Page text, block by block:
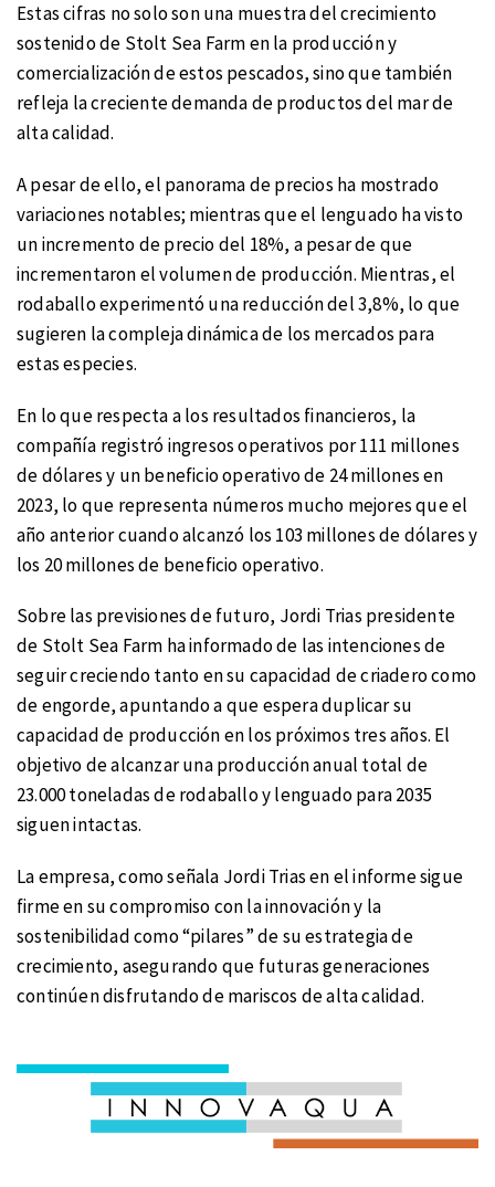
Estas cifras no solo son una muestra del crecimiento
sostenido de Stolt Sea Farm en la producción y
comercialización de estos pescados, sino que también
refleja la creciente demanda de productos del mar de
alta calidad.
A pesar de ello, el panorama de precios ha mostrado
variaciones notables; mientras que el lenguado ha visto
un incremento de precio del 18%, a pesar de que
incrementaron el volumen de producción. Mientras, el
rodaballo experimentó una reducción del 3,8%, lo que
sugieren la compleja dinámica de los mercados para
estas especies.
En lo que respecta a los resultados financieros, la
compañía registró ingresos operativos por 111 millones
de dólares y un beneficio operativo de 24 millones en
2023, lo que representa números mucho mejores que el
año anterior cuando alcanzó los 103 millones de dólares y
los 20 millones de beneficio operativo.
Sobre las previsiones de futuro, Jordi Trias presidente
de Stolt Sea Farm ha informado de las intenciones de
seguir creciendo tanto en su capacidad de criadero como
de engorde, apuntando a que espera duplicar su
capacidad de producción en los próximos tres años. El
objetivo de alcanzar una producción anual total de
23.000 toneladas de rodaballo y lenguado para 2035
siguen intactas.
La empresa, como señala Jordi Trias en el informe sigue
firme en su compromiso con la innovación y la
sostenibilidad como “pilares” de su estrategia de
crecimiento, asegurando que futuras generaciones
continúen disfrutando de mariscos de alta calidad.